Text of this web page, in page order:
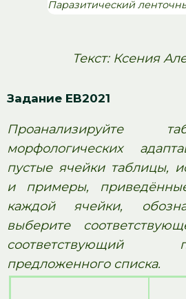
Паразитический
Текст: Ксения
Задание EB2021
Проанализируйте
морфологических
пустые ячейки таблицы,
и примеры,
каждой ячейки,
выберите
предложенного списка.